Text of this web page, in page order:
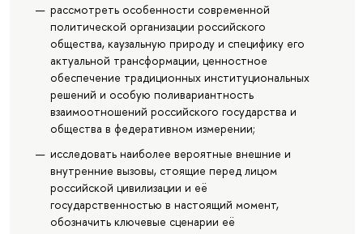
рассмотреть особенности современной
политической организации российского
общества, каузальную природу и специфику его
актуальной трансформации, ценностное
обеспечение традиционных институциональных
решений и особую поливариантность
взаимоотношений российского государства и
общества в федеративном измерении;
исследовать наиболее вероятные внешние и
внутренние вызовы, стоящие перед лицом
российской цивилизации и её
государственностью в настоящий момент,
обозначить ключевые сценарии её